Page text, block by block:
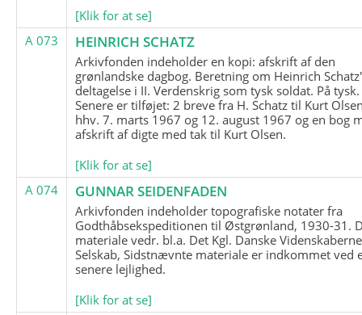
[Klik for at se]
A 073
HEINRICH SCHATZ
Arkivfonden indeholder en kopi: afskrift af den
grønlandske dagbog. Beretning om Heinrich Schatz'
deltagelse i II. Verdenskrig som tysk soldat. På tysk.
Senere er tilføjet: 2 breve fra H. Schatz til Kurt
hhv. 7. marts 1967 og 12. august 1967 og en bog
afskrift af digte med tak til Kurt Olsen.
[Klik for at se]
A 074
GUNNAR SEIDENFADEN
Arkivfonden indeholder topografiske notater fra
Godthåbsekspeditionen til Østgrønland, 1930-31.
materiale vedr. bl.a. Det Kgl. Danske
Selskab, Sidstnævnte materiale er indkommet ved
senere lejlighed.
[Klik for at se]